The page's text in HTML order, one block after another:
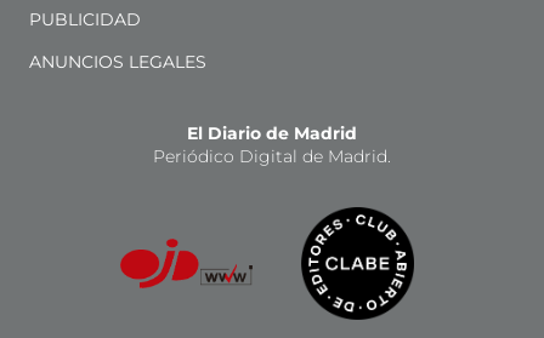
PUBLICIDAD
ANUNCIOS LEGALES
El Diario de Madrid
Periódico Digital de Madrid.